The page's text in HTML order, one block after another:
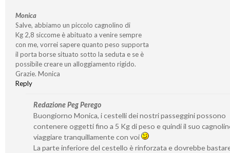
Monica
Salve, abbiamo un piccolo cagnolino di
Kg 2,8 siccome è abituato a venire sempre
con me, vorrei sapere quanto peso supporta
il porta borse situato sotto la seduta e se è
possibile creare un alloggiamento rigido.
Grazie. Monica
Reply
Redazione Peg Perego
Buongiorno Monica, i cestelli dei nostri passeggini possono
contenere oggetti fino a 5 Kg di peso e quindi il suo
viaggiare tranquillamente con voi
La parte inferiore del cestello è rinforzata e dovrebbe